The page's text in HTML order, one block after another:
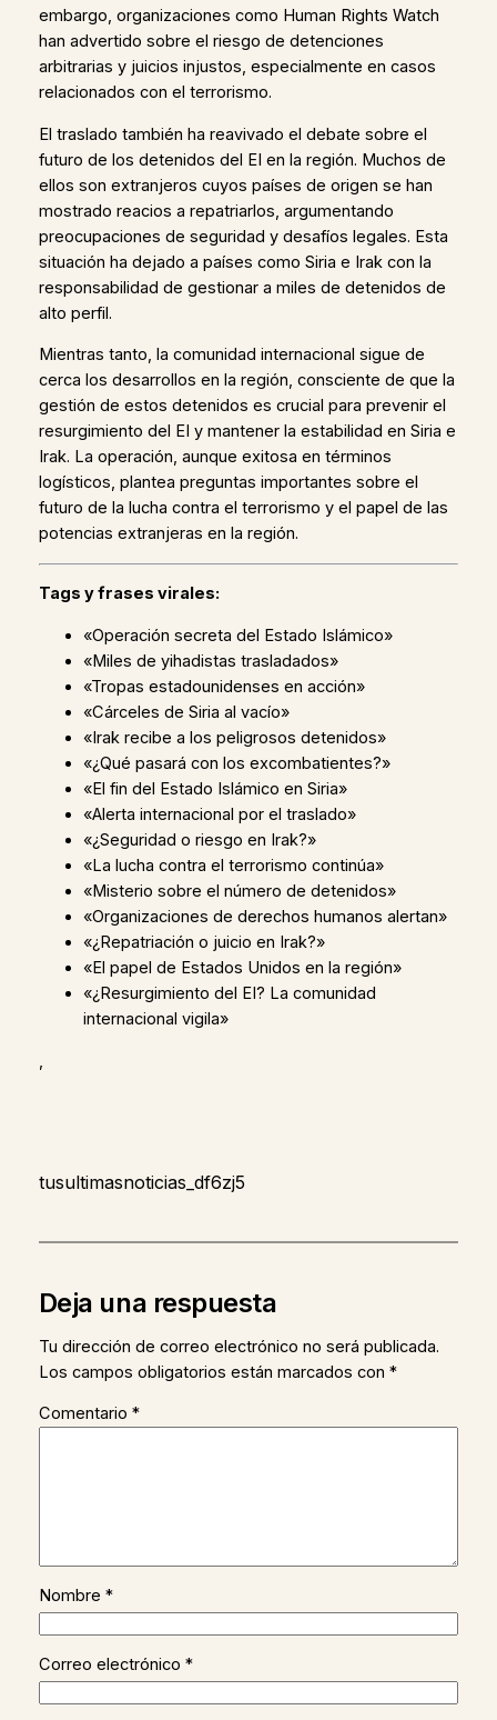
embargo, organizaciones como Human Rights Watch
han advertido sobre el riesgo de detenciones
arbitrarias y juicios injustos, especialmente en casos
relacionados con el terrorismo.
El traslado también ha reavivado el debate sobre el
futuro de los detenidos del EI en la región. Muchos de
ellos son extranjeros cuyos países de origen se han
mostrado reacios a repatriarlos, argumentando
preocupaciones de seguridad y desafíos legales. Esta
situación ha dejado a países como Siria e Irak con la
responsabilidad de gestionar a miles de detenidos de
alto perfil.
Mientras tanto, la comunidad internacional sigue de
cerca los desarrollos en la región, consciente de que la
gestión de estos detenidos es crucial para prevenir el
resurgimiento del EI y mantener la estabilidad en Siria e
Irak. La operación, aunque exitosa en términos
logísticos, plantea preguntas importantes sobre el
futuro de la lucha contra el terrorismo y el papel de las
potencias extranjeras en la región.
Tags y frases virales:
«Operación secreta del Estado Islámico»
«Miles de yihadistas trasladados»
«Tropas estadounidenses en acción»
«Cárceles de Siria al vacío»
«Irak recibe a los peligrosos detenidos»
«¿Qué pasará con los excombatientes?»
«El fin del Estado Islámico en Siria»
«Alerta internacional por el traslado»
«¿Seguridad o riesgo en Irak?»
«La lucha contra el terrorismo continúa»
«Misterio sobre el número de detenidos»
«Organizaciones de derechos humanos alertan»
«¿Repatriación o juicio en Irak?»
«El papel de Estados Unidos en la región»
«¿Resurgimiento del EI? La comunidad
internacional vigila»
tusultimasnoticias_df6zj5
Deja una respuesta
Tu dirección de correo electrónico no será publicada.
Los campos obligatorios están marcados con *
Comentario *
Nombre *
Correo electrónico *